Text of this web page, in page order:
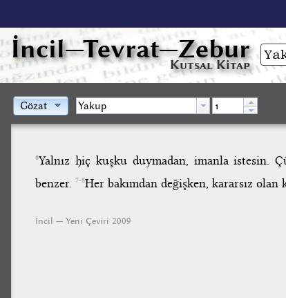
İncil—Tevrat—Zebur
Kutsal Kitap
Gözat
6Yalnız hiç kuşku duymadan, imanla istesin.
benzer.7-8Her bakımdan değişken, kararsız olan
İncil — Yeni Çeviri 2009